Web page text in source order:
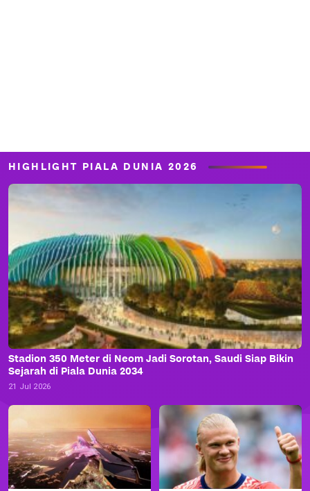
HIGHLIGHT PIALA DUNIA 2026
Stadion 350 Meter di Neom Jadi Sorotan, Saudi Siap Bikin
Sejarah di Piala Dunia 2034
21 Jul 2026